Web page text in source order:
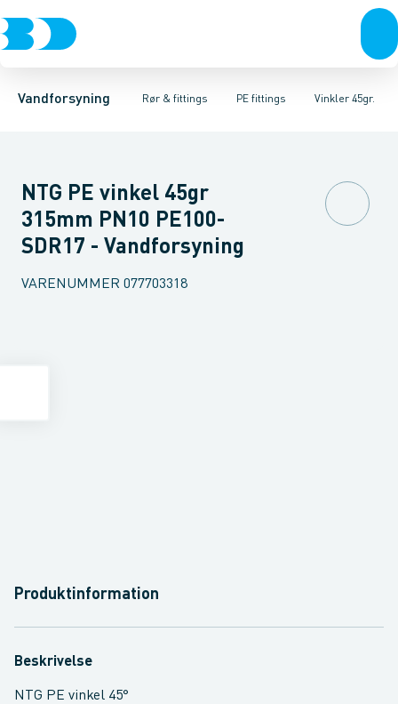
Vandforsyning Rør & fittings
Rør & fittingsKoblinger & anboringerMuffer, klemmer &
PE fittings
PE rørPE EL fittingsPE fittings Duktiljern fittingsVinkler 45gr.
Vinkler 90gr.Vinkler 60gr.Vinkler 45gr.Vinkler 30gr.Vinkler
NTG PE vinkel 45gr
315mm PN10 PE100-
SDR17 - Vandforsyning
VARENUMMER 077703318
Produktinformation
Beskrivelse
NTG PE vinkel 45°